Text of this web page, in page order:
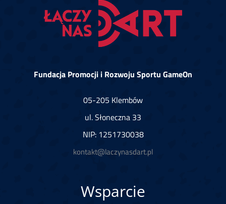
Fundacja Promocji i Rozwoju Sportu GameOn
05-205 Klembów
ul. Słoneczna 33
NIP: 1251730038
kontakt@laczynasdart.pl
Wsparcie